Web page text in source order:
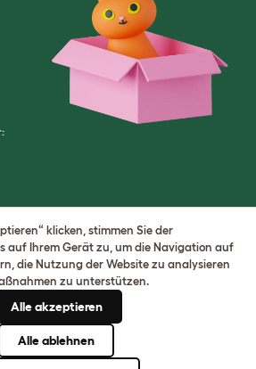
klicken, stimmen Sie der
auf Ihrem Gerät zu, um die Navigation auf
die Nutzung der Website zu analysieren
zu unterstützen.
Alle akzeptieren
Alle ablehnen